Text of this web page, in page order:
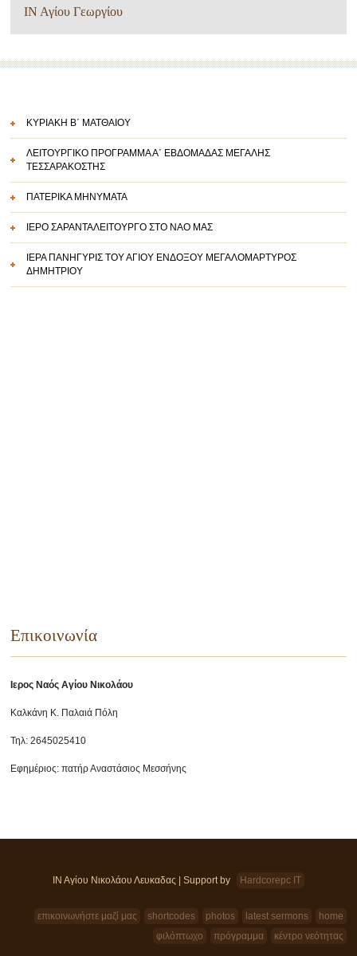
ΙΝ Αγίου Γεωργίου
ΚΥΡΙΑΚΗ Β΄ ΜΑΤΘΑΙΟΥ
ΛΕΙΤΟΥΡΓΙΚΟ ΠΡΟΓΡΑΜΜΑ Α΄ ΕΒΔΟΜΑΔΑΣ ΜΕΓΑΛΗΣ
ΤΕΣΣΑΡΑΚΟΣΤΗΣ
ΠΑΤΕΡΙΚΑ ΜΗΝΥΜΑΤΑ
ΙΕΡΟ ΣΑΡΑΝΤΑΛΕΙΤΟΥΡΓΟ ΣΤΟ ΝΑΟ ΜΑΣ
ΙΕΡΑ ΠΑΝΗΓΥΡΙΣ ΤΟΥ ΑΓΙΟΥ ΕΝΔΟΞΟΥ ΜΕΓΑΛΟΜΑΡΤΥΡΟΣ
ΔΗΜΗΤΡΙΟΥ
Επικοινωνία
Ιερος Ναός Αγίου Νικολάου
Καλκάνη Κ. Παλαιά Πόλη
Τηλ: 2645025410
Εφημέριος: πατήρ Αναστάσιος Μεσσήνης
ΙΝ Αγίου Νικολάου Λευκαδας | Support by Hardcorepc IT
home
latest sermons
photos
shortcodes
επικοινωνήστε μαζί μας
κέντρο νεότητας
πρόγραμμα
φιλόπτωχο